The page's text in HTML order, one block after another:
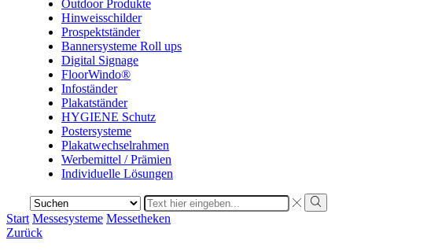
Outdoor Produkte
Hinweisschilder
Prospektständer
Bannersysteme Roll ups
Digital Signage
FloorWindo®
Infoständer
Plakatständer
HYGIENE Schutz
Postersysteme
Plakatwechselrahmen
Werbemittel / Prämien
Individuelle Lösungen
Search
input
Search
Start Messesysteme Messetheken
Zurück